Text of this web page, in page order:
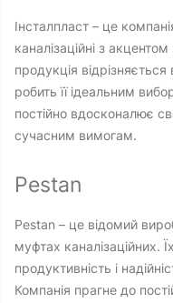
Інсталпласт – це
каналізаційні з
продукція
робить її ідеальним
постійно вдосконалює
сучасним вимогам.
Pestan
Pestan – це відомий
муфтах каналізаційних.
продуктивність і
Компанія прагне до